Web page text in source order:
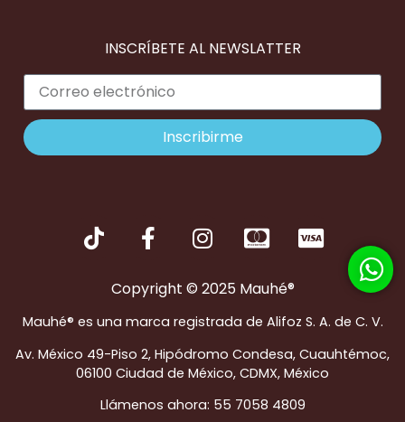
INSCRÍBETE AL NEWSLATTER
Inscribirme
Copyright © 2025 Mauhé®
Mauhé® es una marca registrada de Alifoz S. A. de C. V.
Av. México 49-Piso 2, Hipódromo Condesa, Cuauhtémoc,
06100 Ciudad de México, CDMX, México
Llámenos ahora: 55 7058 4809